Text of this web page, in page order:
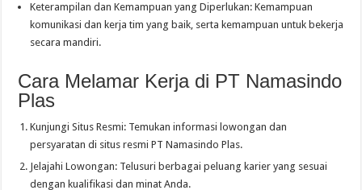
Keterampilan dan Kemampuan yang Diperlukan: Kemampuan
komunikasi dan kerja tim yang baik, serta kemampuan untuk bekerja
secara mandiri.
Cara Melamar Kerja di PT Namasindo
Plas
Kunjungi Situs Resmi: Temukan informasi lowongan dan
persyaratan di situs resmi PT Namasindo Plas.
Jelajahi Lowongan: Telusuri berbagai peluang karier yang sesuai
dengan kualifikasi dan minat Anda.